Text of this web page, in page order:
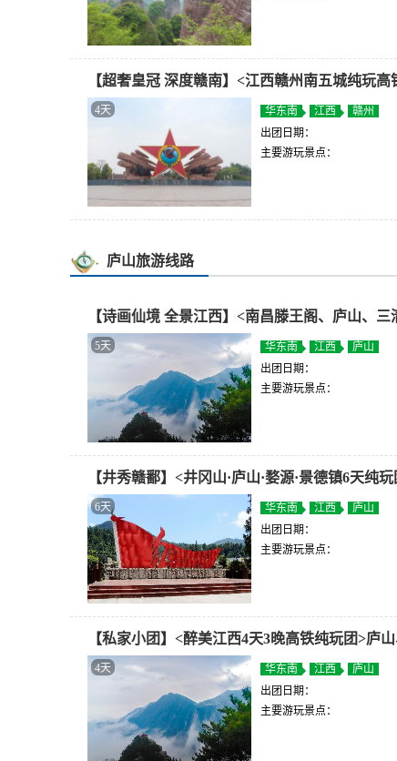
【超奢皇冠 深度赣南】<江西赣州南五城纯玩
4天 华东南 江西
赣州
出团日期：
主要游玩景点：
庐山旅游线路
【诗画仙境 全景江西】<南昌滕王阁、庐山、
5天 华东南 江西
庐山
出团日期：
主要游玩景点：
【井秀赣鄱】<井冈山·庐山·婺源·景德镇6天纯玩
6天 华东南 江西
庐山
出团日期：
主要游玩景点：
【私家小团】<醉美江西4天3晚高铁纯玩团>庐
4天 华东南 江西
庐山
出团日期：
主要游玩景点：